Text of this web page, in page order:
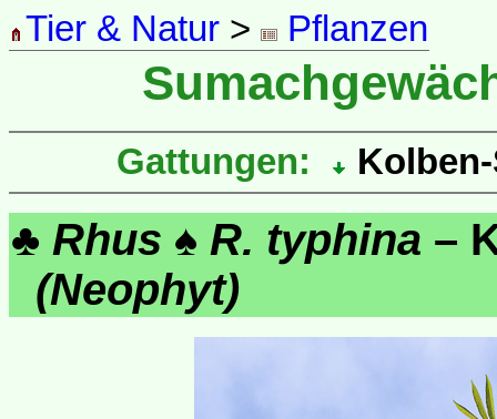
Tier & Natur > Pflanzen
Gattungen:
♣ Rhus ♠ R. typhina –
(Neophyt)